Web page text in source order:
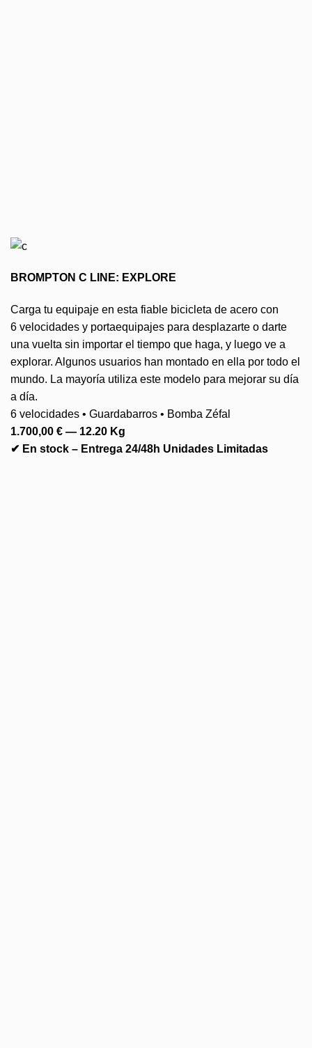
BROMPTON C LINE: EXPLORE
Carga tu equipaje en esta fiable bicicleta de acero con
6 velocidades y portaequipajes para desplazarte o darte
una vuelta sin importar el tiempo que haga, y luego ve a
explorar. Algunos usuarios han montado en ella por todo el
mundo. La mayoría utiliza este modelo para mejorar su día
a día.
6 velocidades • Guardabarros • Bomba Zéfal
1.700,00 € — 12.20 Kg
✔ En stock – Entrega 24/48h Unidades Limitadas